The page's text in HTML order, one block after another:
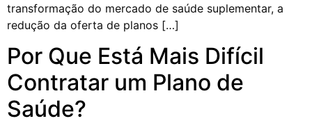
transformação do mercado de saúde suplementar, a
redução da oferta de planos […]
Por Que Está Mais Difícil
Contratar um Plano de
Saúde?